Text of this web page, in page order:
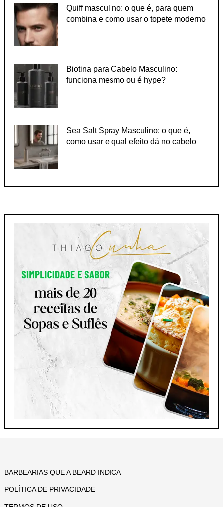
Quiff masculino: o que é, para quem
combina e como usar o topete moderno
Biotina para Cabelo Masculino:
funciona mesmo ou é hype?
Sea Salt Spray Masculino: o que é,
como usar e qual efeito dá no cabelo
BARBEARIAS QUE A BEARD INDICA
POLÍTICA DE PRIVACIDADE